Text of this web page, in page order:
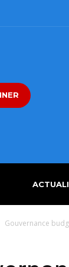
Gouvernance